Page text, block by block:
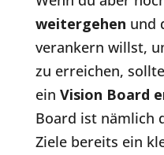
weitergehen und
verankern willst,
zu erreichen,
ein Vision Board
Board ist nämlich
Ziele bereits ein